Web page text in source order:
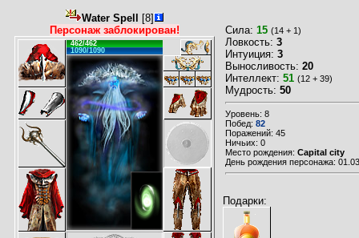
Water Spell
[8]
Персонаж заблокирован!
462/462
1090/1090
Сила: 15 (14 + 1)
Ловкость: 3
Интуиция: 3
Выносливость: 20
Интеллект: 51 (12 + 39)
Мудрость: 50
Уровень: 8
Побед: 82
Поражений: 45
Ничьих: 0
Место рождения: Capital city
День рождения персонажа:
Подарки: